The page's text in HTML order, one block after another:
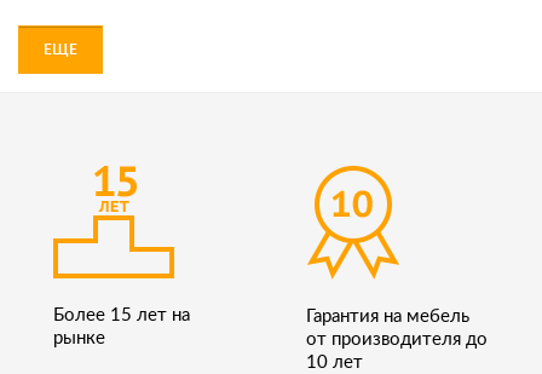
ЕЩЕ
Более 15 лет на
рынке
Гарантия на мебель
от производителя до
10 лет